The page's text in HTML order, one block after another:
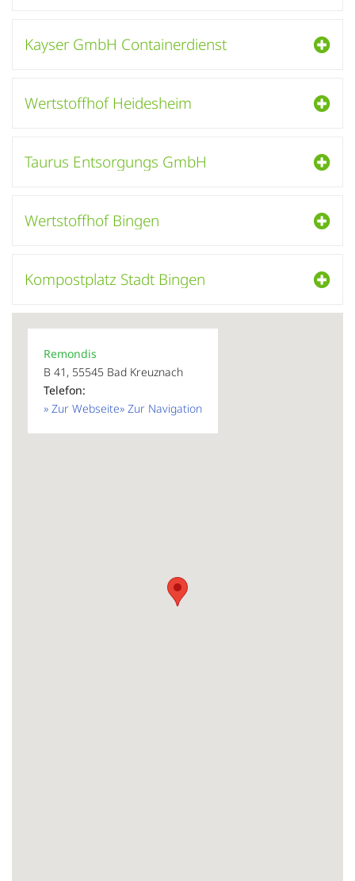
Kayser GmbH Containerdienst
Wertstoffhof Heidesheim
Taurus Entsorgungs GmbH
Wertstoffhof Bingen
Kompostplatz Stadt Bingen
Remondis
B 41, 55545 Bad Kreuznach
Telefon:
» Zur Navigation
» Zur Webseite